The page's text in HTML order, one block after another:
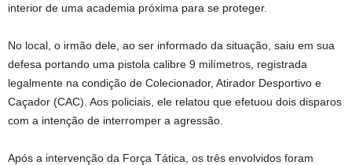
interior de uma academia próxima para se proteger.
No local, o irmão dele, ao ser informado da situação, saiu em sua
defesa portando uma pistola calibre 9 milímetros, registrada
legalmente na condição de Colecionador, Atirador Desportivo e
Caçador (CAC). Aos policiais, ele relatou que efetuou dois disparos
com a intenção de interromper a agressão.
Após a intervenção da Força Tática, os três envolvidos foram